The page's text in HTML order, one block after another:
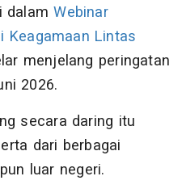
dalamWebinar
Keagamaan Lintas
menjelang peringatan
2026.
secara daring itu
dari berbagai
luar negeri.